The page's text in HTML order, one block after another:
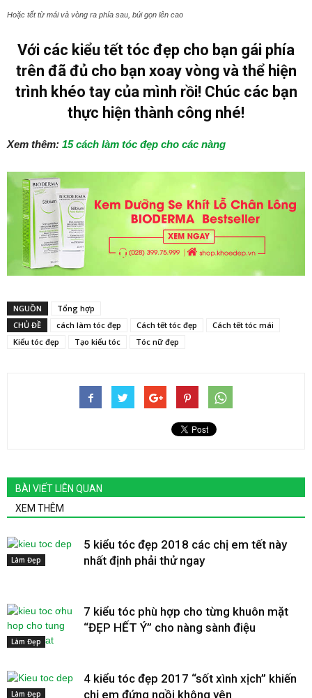
Hoặc tết từ mái và vòng ra phía sau, búi gọn lên cao
Với các kiểu tết tóc đẹp cho bạn gái phía
trên đã đủ cho bạn xoay vòng và thể hiện
trình khéo tay của mình rồi! Chúc các bạn
thực hiện thành công nhé!
Xem thêm: 15 cách làm tóc đẹp cho các nàng
NGUỒN
Tổng hợp
CHỦ ĐỀ
cách làm tóc đẹp Cách tết tóc đẹp
Cách tết tóc mái
Kiểu tóc đẹp
Tạo kiểu tóc Tóc nữ đẹp
BÀI VIẾT LIÊN QUAN
XEM THÊM
Làm Đẹp
5 kiểu tóc đẹp 2018 các chị em tết này
nhất định phải thử ngay
Làm Đẹp
7 kiểu tóc phù hợp cho từng khuôn mặt
“ĐẸP HẾT Ý” cho nàng sành điệu
Làm Đẹp
4 kiểu tóc đẹp 2017 “sốt xình xịch” khiến
chị em đứng ngồi không yên